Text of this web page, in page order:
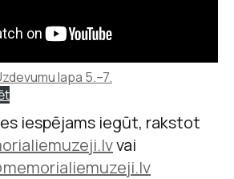
lapa 5.–7.
iespējams iegūt, rakstot
vai